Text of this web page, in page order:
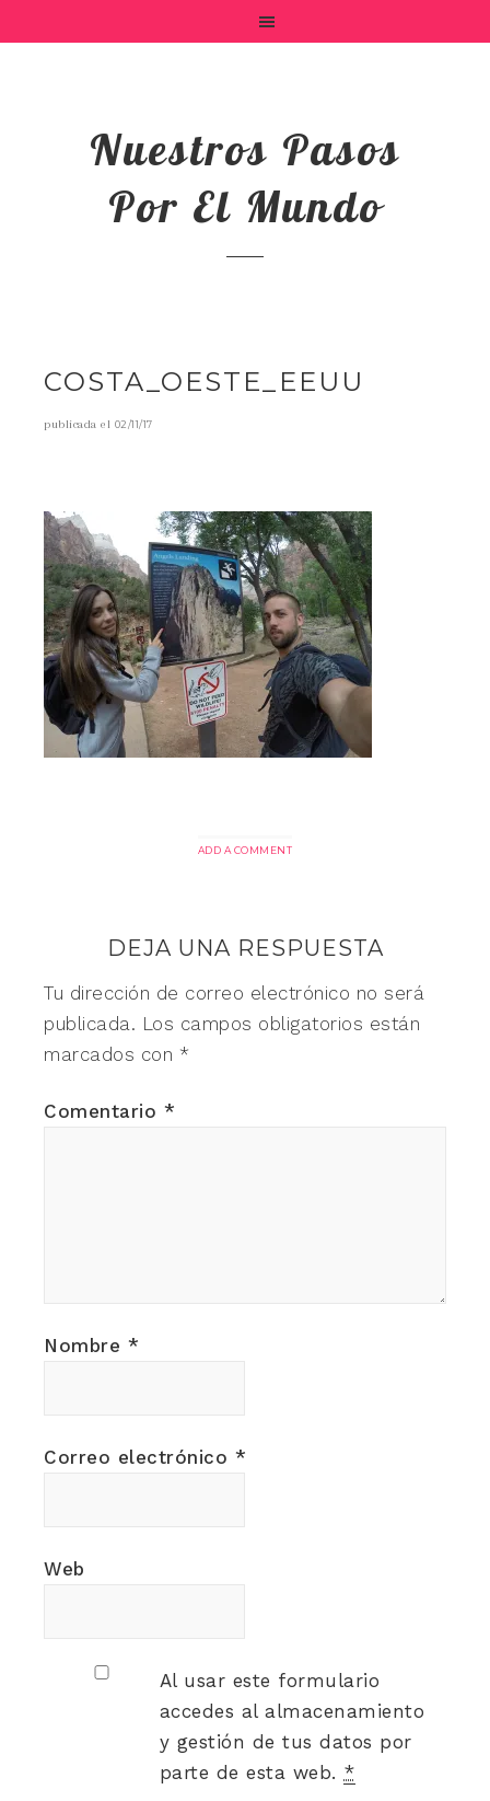
Nuestros Pasos
Por El Mundo
COSTA_OESTE_EEUU
publicada el 02/11/17
ADD A COMMENT
DEJA UNA RESPUESTA
Tu dirección de correo electrónico no será
publicada. Los campos obligatorios están
marcados con *
Comentario *
Nombre *
Correo electrónico *
Web
Al usar este formulario
accedes al almacenamiento
y gestión de tus datos por
parte de esta web. *